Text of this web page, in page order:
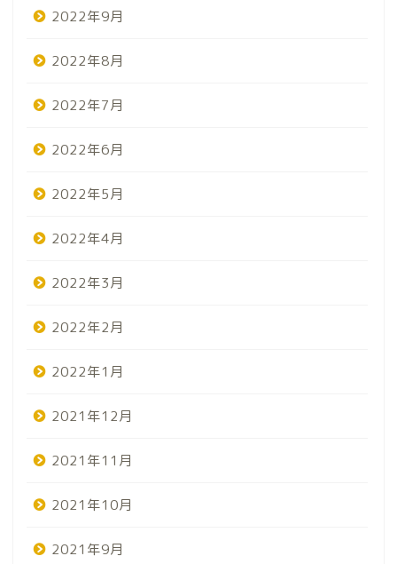
2022年9月
2022年8月
2022年7月
2022年6月
2022年5月
2022年4月
2022年3月
2022年2月
2022年1月
2021年12月
2021年11月
2021年10月
2021年9月